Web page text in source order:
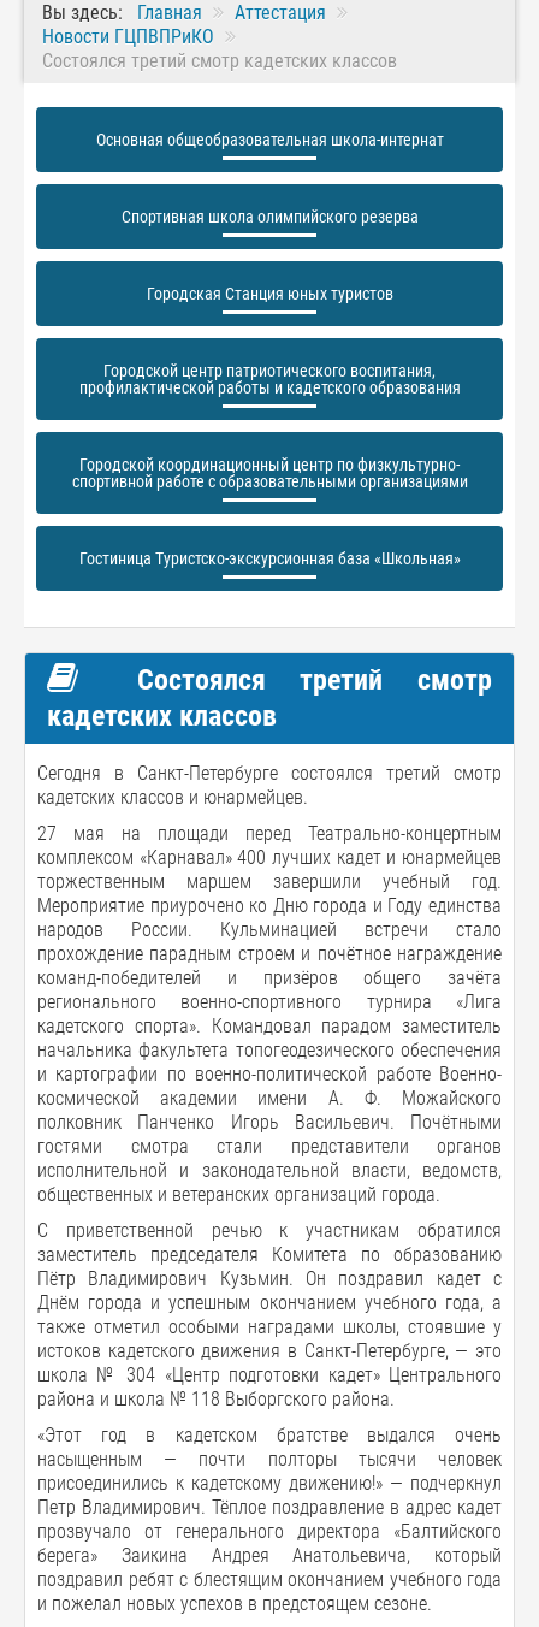
Вы здесь: Главная
Аттестация
Новости ГЦПВПРиКО
Состоялся третий смотр кадетских классов
Основная общеобразовательная школа-интернат
Спортивная школа олимпийского резерва
Городская Станция юных туристов
Городской центр патриотического воспитания,
профилактической работы и кадетского образования
Городской координационный центр по физкультурно-
спортивной работе с образовательными организациями
Гостиница Туристско-экскурсионная база «Школьная»
Состоялся третий смотр
кадетских классов
Сегодня в Санкт-Петербурге состоялся третий смотр
кадетских классов и юнармейцев.
27 мая на площади перед Театрально-концертным
комплексом «Карнавал» 400 лучших кадет и юнармейцев
торжественным маршем завершили учебный год.
Мероприятие приурочено ко Дню города и Году единства
народов России. Кульминацией встречи стало
прохождение парадным строем и почётное награждение
команд-победителей и призёров общего зачёта
регионального военно-спортивного турнира «Лига
кадетского спорта». Командовал парадом заместитель
начальника факультета топогеодезического обеспечения
и картографии по военно-политической работе Военно-
космической академии имени А. Ф. Можайского
полковник Панченко Игорь Васильевич. Почётными
гостями смотра стали представители органов
исполнительной и законодательной власти, ведомств,
общественных и ветеранских организаций города.
С приветственной речью к участникам обратился
заместитель председателя Комитета по образованию
Пётр Владимирович Кузьмин. Он поздравил кадет с
Днём города и успешным окончанием учебного года, а
также отметил особыми наградами школы, стоявшие у
истоков кадетского движения в Санкт-Петербурге, — это
школа № 304 «Центр подготовки кадет» Центрального
района и школа № 118 Выборгского района.
«Этот год в кадетском братстве выдался очень
насыщенным — почти полторы тысячи человек
присоединились к кадетскому движению!» — подчеркнул
Петр Владимирович. Тёплое поздравление в адрес кадет
прозвучало от генерального директора «Балтийского
берега» Заикина Андрея Анатольевича, который
поздравил ребят с блестящим окончанием учебного года
и пожелал новых успехов в предстоящем сезоне.